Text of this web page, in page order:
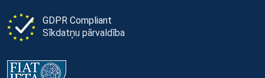
GDPR Compliant
Sīkdatņu pārvaldība